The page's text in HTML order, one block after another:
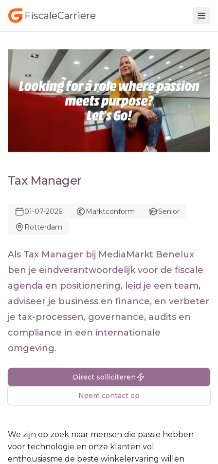
FiscaleCarriere
Tax Manager
01-07-2026 Marktconform
Senior
Rotterdam
Als Tax Manager bij MediaMarkt Benelux
ben je eindverantwoordelijk voor de fiscale
agenda en positionering, leid je een team,
adviseer je business en finance, en verbeter
je tax-processen, governance, audits en
compliance in een internationale
omgeving.
Direct solliciteren
Neem contact op
We zijn op zoek naar mensen die passie hebben
voor technologie en onze klanten vol
enthousiasme de beste winkelervaring willen